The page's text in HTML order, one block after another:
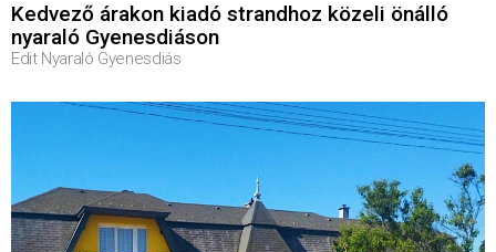
Kedvező árakon kiadó strandhoz közeli önálló
nyaraló Gyenesdiáson
Edit Nyaraló Gyenesdiás